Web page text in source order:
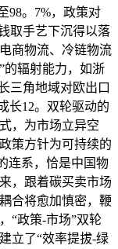
98。7%，政策对
取手艺下沉得以落
商物流、冷链物流
的辐射能力，如浙
三角地域对欧出口
长12。双轮驱动的
，为市场立异空
策方针为可持续的
连系，恰是中国物
，跟着碳买卖市场
合将愈加慎密，鞭
“政策-市场”双轮
立了“效率提拔-绿